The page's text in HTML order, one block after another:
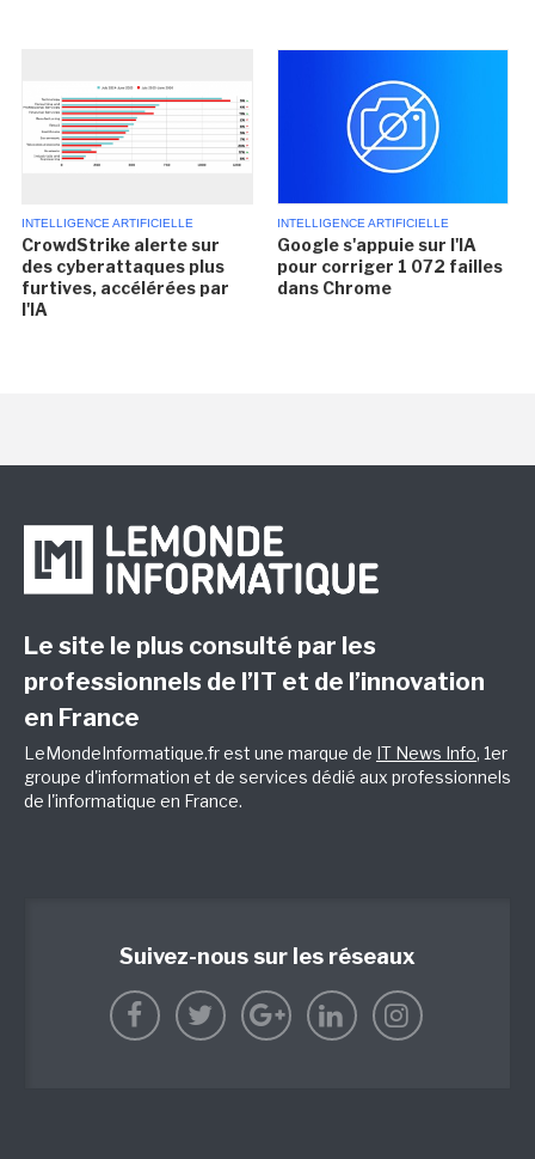
INTELLIGENCE ARTIFICIELLE
CrowdStrike alerte sur
des cyberattaques plus
furtives, accélérées par
l'IA
INTELLIGENCE ARTIFICIELLE
Google s'appuie sur l'IA
pour corriger 1 072 failles
dans Chrome
Le site le plus consulté par les
professionnels de l’IT et de l’innovation
en France
LeMondeInformatique.fr est une marque de IT News Info, 1er
groupe d'information et de services dédié aux professionnels
de l'informatique en France.
Suivez-nous sur les réseaux